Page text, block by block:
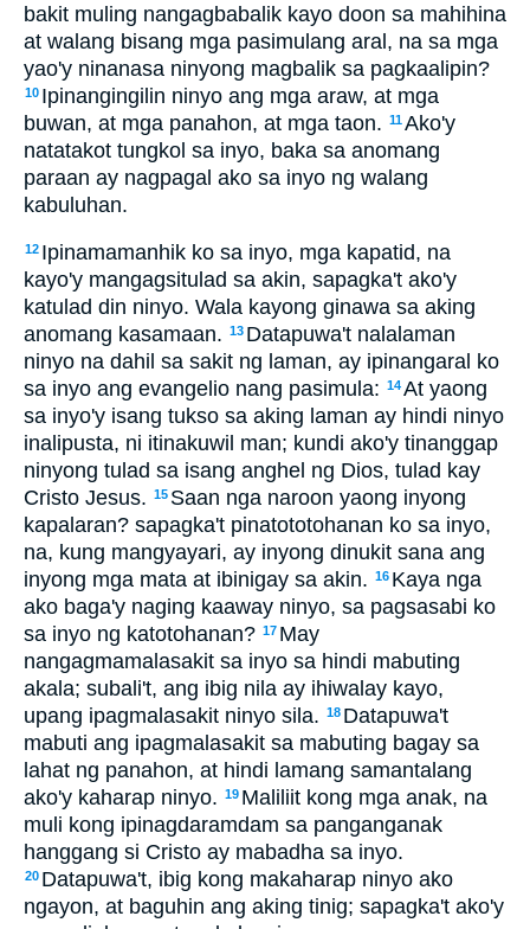
bakit muling nangagbabalik kayo doon sa mahihina
at walang bisang mga pasimulang aral, na sa mga
yao'y ninanasa ninyong magbalik sa pagkaalipin?
10 Ipinangingilin ninyo ang mga araw, at mga
buwan, at mga panahon, at mga taon. 11Ako'y
natatakot tungkol sa inyo, baka sa anomang
paraan ay nagpagal ako sa inyo ng walang
kabuluhan.
12 Ipinamamanhik ko sa inyo, mga kapatid, na
kayo'y mangagsitulad sa akin, sapagka't ako'y
katulad din ninyo. Wala kayong ginawa sa aking
anomang kasamaan. 13 Datapuwa't nalalaman
ninyo na dahil sa sakit ng laman, ay ipinangaral ko
sa inyo ang evangelio nang pasimula: 14At yaong
sa inyo'y isang tukso sa aking laman ay hindi ninyo
inalipusta, ni itinakuwil man; kundi ako'y tinanggap
ninyong tulad sa isang anghel ng Dios, tulad kay
Cristo Jesus. 15 Saan nga naroon yaong inyong
kapalaran? sapagka't pinatototohanan ko sa inyo,
na, kung mangyayari, ay inyong dinukit sana ang
inyong mga mata at ibinigay sa akin. 16 Kaya nga
ako baga'y naging kaaway ninyo, sa pagsasabi ko
sa inyo ng katotohanan? 17 May
nangagmamalasakit sa inyo sa hindi mabuting
akala; subali't, ang ibig nila ay ihiwalay kayo,
upang ipagmalasakit ninyo sila. 18 Datapuwa't
mabuti ang ipagmalasakit sa mabuting bagay sa
lahat ng panahon, at hindi lamang samantalang
ako'y kaharap ninyo. 19 Maliliit kong mga anak, na
muli kong ipinagdaramdam sa panganganak
hanggang si Cristo ay mabadha sa inyo.
20 Datapuwa't, ibig kong makaharap ninyo ako
ngayon, at baguhin ang aking tinig; sapagka't ako'y